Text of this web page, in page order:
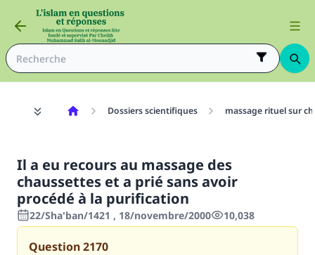
Dossiers scientifiques massage rituel sur
Il a eu recours au massage des
chaussettes et a prié sans avoir
procédé à la purification
22/Sha'ban/1421 , 18/novembre/2000 10,038
Question2170